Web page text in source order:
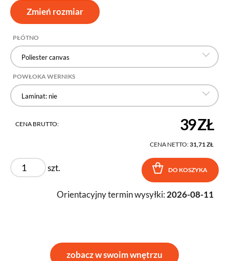
Zmień rozmiar
PŁÓTNO
Poliester canvas
POWŁOKA WERNIKS
Laminat: nie
CENA BRUTTO: 39 ZŁ
CENA NETTO:31,71 ZŁ
szt. DO KOSZYKA
Orientacyjny termin wysyłki: 2026-08-11
zobacz w swoim wnętrzu